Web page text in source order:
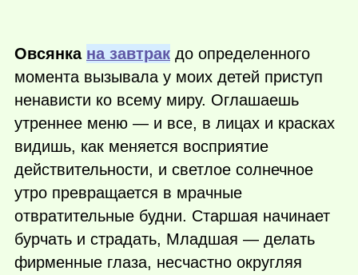
Овсянка на завтрак до определенного
момента вызывала у моих детей приступ
ненависти ко всему миру. Оглашаешь
утреннее меню — и все, в лицах и красках
видишь, как меняется восприятие
действительности, и светлое солнечное
утро превращается в мрачные
отвратительные будни. Старшая начинает
бурчать и страдать, Младшая — делать
фирменные глаза, несчастно округляя